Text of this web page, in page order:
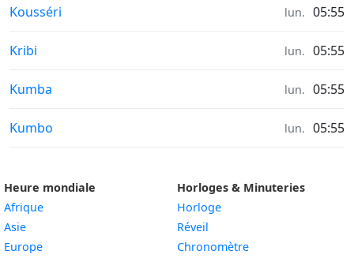
Heures de lever et coucher du soleil in
Kousséri lun. 05:55
Heures de lever et coucher du soleil in
Kribi lun. 05:55
Heures de lever et coucher du soleil in
Kumba lun. 05:55
Heures de lever et coucher du soleil in
Kumbo lun. 05:55
Heure mondiale
Afrique
Asie
Europe
Horloges & Minuteries
Horloge
Réveil
Chronomètre